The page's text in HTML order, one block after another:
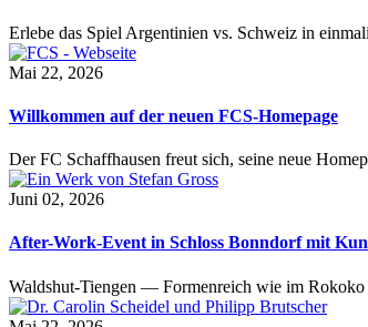
Erlebe das Spiel Argentinien vs. Schweiz in
Mai 22, 2026
Willkommen auf der neuen FCS-Homepage
Der FC Schaffhausen freut sich, seine neue
Juni 02, 2026
After-Work-Event in Schloss Bonndorf mit
Waldshut-Tiengen — Formenreich wie im